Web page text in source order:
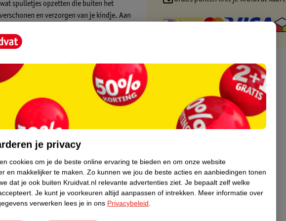
spulletjes opzetten die buiten het
en verzorgen van je kindje. Aan
Ook een handige plek voor een
je privacy
cookies om je de beste online ervaring te bieden en om onze website
en makkelijker te maken. Zo kunnen we jou de beste acties en aanbiedingen tonen
dat je ook buiten Kruidvat.nl relevante advertenties ziet. Je bepaalt zelf welke
Je kunt je voorkeuren altijd aanpassen of intrekken. Meer informatie over
verwerken lees je in ons Privacybeleid.